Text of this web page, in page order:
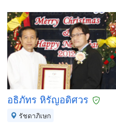
อธิภัทร หิรัญอดิศวร
รัชดาภิเษก